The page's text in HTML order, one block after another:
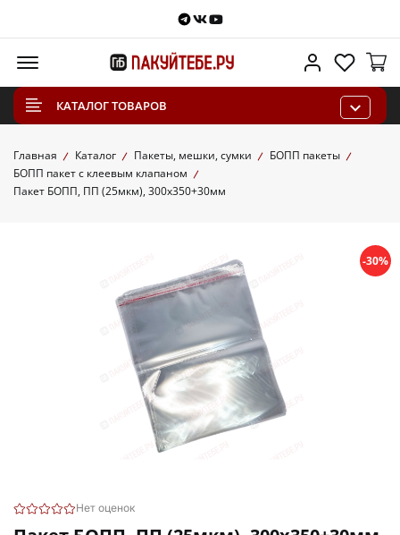
Telegram
VKontakte
Youtube
Личный
КАТАЛОГ ТОВАРОВ
Главная Каталог Пакеты, мешки, сумки
БОПП пакеты
БОПП пакет с клеевым клапаном
Пакет БОПП, ПП (25мкм), 300х350+30мм
-30%
Нет оценок